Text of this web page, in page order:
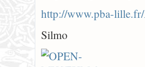
http://www.pba-
Silmo